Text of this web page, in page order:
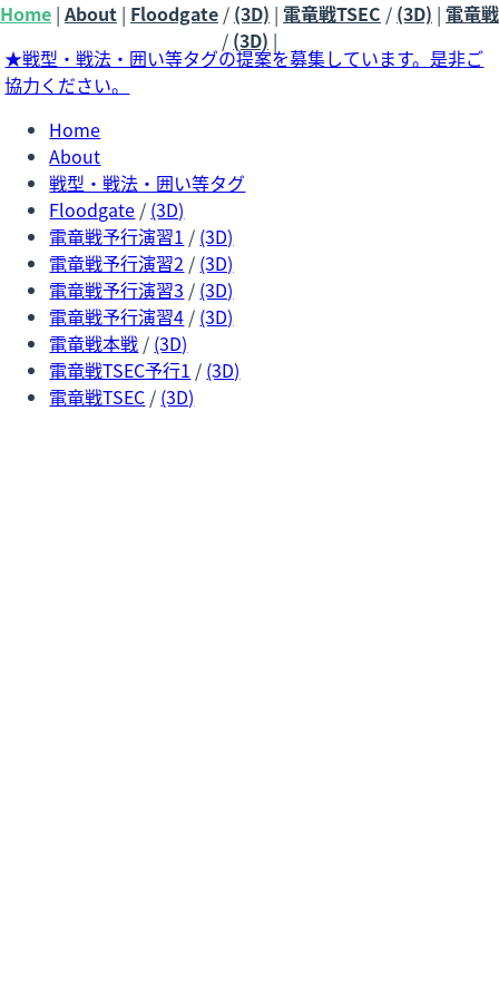
Home | About | Floodgate / (3D) | 電竜戦TSEC / (3D) | 電竜戦
/ (3D) |
★戦型・戦法・囲い等タグの提案を募集しています。是非ご
協力ください。
Home
About
戦型・戦法・囲い等タグ
Floodgate / (3D)
電竜戦予行演習1 / (3D)
電竜戦予行演習2 / (3D)
電竜戦予行演習3 / (3D)
電竜戦予行演習4 / (3D)
電竜戦本戦 / (3D)
電竜戦TSEC予行1 / (3D)
電竜戦TSEC / (3D)